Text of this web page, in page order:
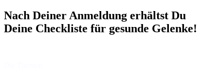
Nach Deiner Anmeldung erhältst Du
Deine Checkliste für gesunde Gelenke!